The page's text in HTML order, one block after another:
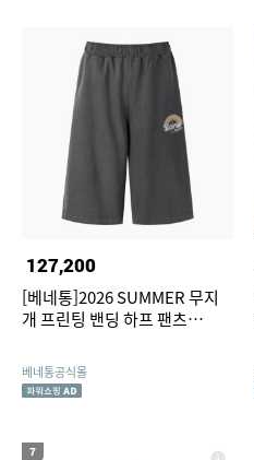
127,200
[베네통]2026 SUMMER 무지
개 프린팅 밴딩 하프 팬츠
베네통공식몰
7